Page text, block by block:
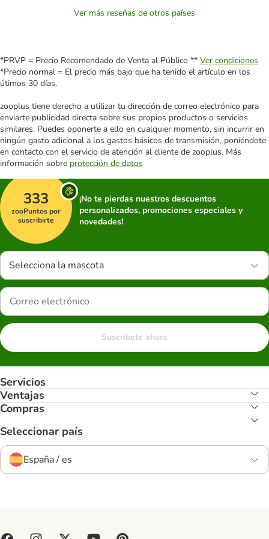
Ver más reseñas de otros países
*PRVP = Precio Recomendado de Venta al Público ** Ver condiciones
*Precio normal = El precio más bajo que ha tenido el artículo en los
útimos 30 días.
zooplus tiene derecho a utilizar tu dirección de correo electrónico para
enviarte publicidad directa sobre sus propios productos o servicios
similares. Puedes oponerte a ello en cualquier momento, sin incurrir en
ningún gasto adicional a los gastos básicos de transmisión, poniéndote
en contacto con el servicio de atención al cliente de zooplus. Más
información sobre protección de datos
333
zooPuntos por
suscribirte
¡No te pierdas nuestros descuentos
personalizados, promociones especiales y
novedades!
Selecciona la mascota
Suscríbete ahora
Servicios
Ventajas
Compras
Seleccionar país
España / es